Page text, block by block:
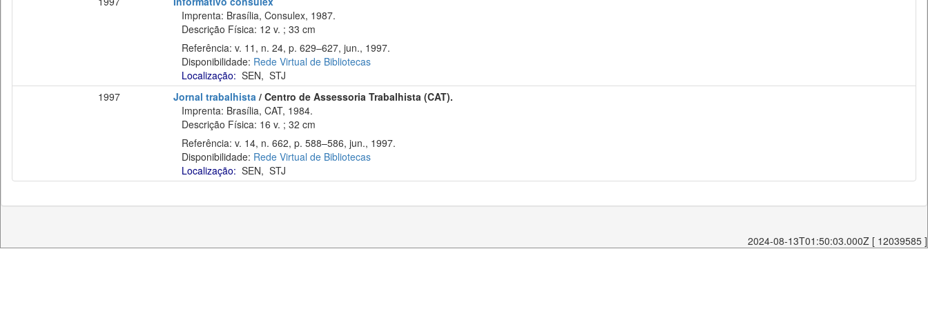
Imprenta: Brasília, Consulex, 1987.
Descrição Física: 12 v. ; 33 cm
Referência: v. 11, n. 24, p. 629–627, jun., 1997.
Disponibilidade: Rede Virtual de Bibliotecas
Localização: SEN, STJ
1997
Jornal trabalhista / Centro de Assessoria Trabalhista (CAT).
Imprenta: Brasília, CAT, 1984.
Descrição Física: 16 v. ; 32 cm
Referência: v. 14, n. 662, p. 588–586, jun., 1997.
Disponibilidade: Rede Virtual de Bibliotecas
Localização: SEN, STJ
2024-08-13T01:50:03.000Z [ 12039585 ]